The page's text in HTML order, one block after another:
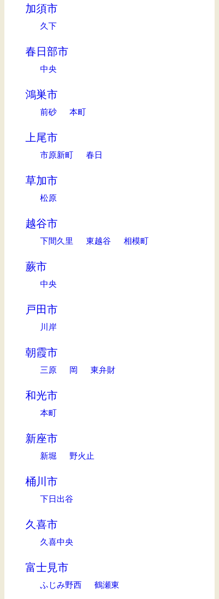
加須市
久下
春日部市
中央
鴻巣市
前砂 本町
上尾市
市原新町 春日
草加市
松原
越谷市
下間久里 東越谷 相模町
蕨市
中央
戸田市
川岸
朝霞市
三原 岡 東弁財
和光市
本町
新座市
新堀 野火止
桶川市
下日出谷
久喜市
久喜中央
富士見市
ふじみ野西 鶴瀬東